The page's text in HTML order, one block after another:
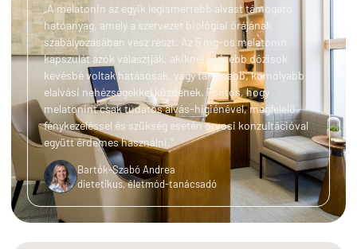
„A melatonin az egyik legismertebb alvást támogató
hatóanyag, amely a szervezet biológiai órájának
szabályozásában vesz részt. Az 5 mg-os melatonin
kapszulát azok választják, akiknél a kisebb dózisok
kevésbé voltak hatásosak, vagy tartósabb, komolyabb
elalvási nehézségekkel küzdenek. Fontos, hogy
melatonint csak tudatos alvás-higiénével, megfelelő
fénykezeléssel és szükség esetén orvosi konzultációval
együtt érdemes használni.”
Bartók-Szabó Andrea
dietetikus, életmód-tanácsadó